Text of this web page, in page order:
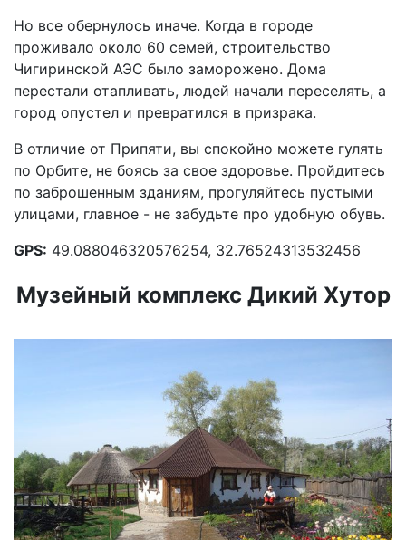
Но все обернулось иначе. Когда в городе
проживало около 60 семей, строительство
Чигиринской АЭС было заморожено. Дома
перестали отапливать, людей начали переселять, а
город опустел и превратился в призрака.
В отличие от Припяти, вы спокойно можете гулять
по Орбите, не боясь за свое здоровье. Пройдитесь
по заброшенным зданиям, прогуляйтесь пустыми
улицами, главное - не забудьте про удобную обувь.
GPS: 49.088046320576254, 32.76524313532456
Музейный комплекс Дикий Хутор